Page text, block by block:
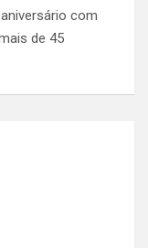
com
de 45